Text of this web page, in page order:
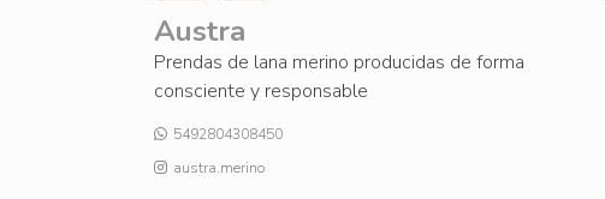
Austra
Prendas de lana merino producidas de forma
consciente y responsable
5492804308450
austra.merino